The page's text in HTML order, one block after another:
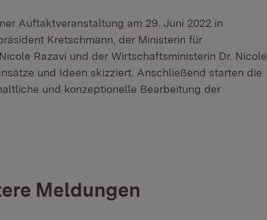
Auftaktveranstaltung am 29. Juni 2022 in
Kretschmann, der Ministerin für
Razavi und der Wirtschaftsministerin Dr. Nicole
und Ideen skizziert. Anschließend starten die
und konzeptionelle Bearbeitung der
Meldungen